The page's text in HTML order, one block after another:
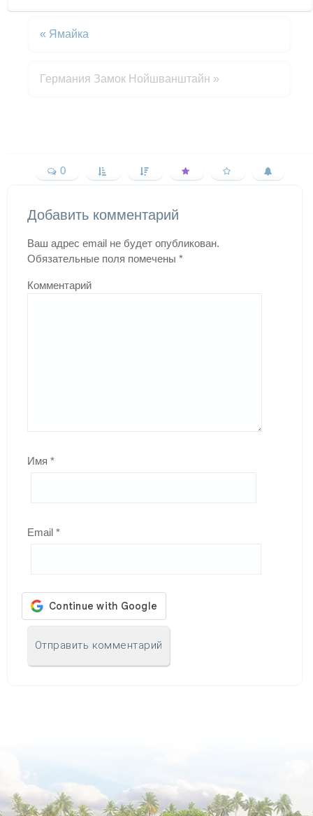
« Ямайка
Германия Замок Нойшванштайн »
0
Добавить комментарий
Ваш адрес email не будет опубликован.
Обязательные поля помечены *
Комментарий
Имя *
Email *